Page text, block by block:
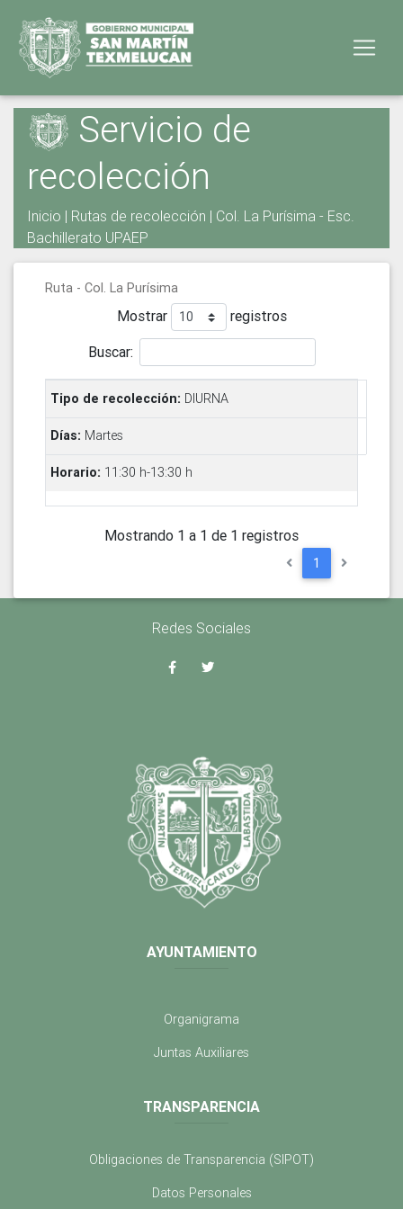
Servicio de
recolección
Inicio | Rutas de recolección | Col. La Purísima - Esc.
Bachillerato UPAEP
Ruta - Col. La Purísima
Mostrar
registros
Buscar:
DIURNA
Martes
11:30 h-13:30 h
Mostrando 1 a 1 de 1 registros
1
Redes Sociales
AYUNTAMIENTO
Organigrama
Juntas Auxiliares
TRANSPARENCIA
Obligaciones de Transparencia (SIPOT)
Datos Personales